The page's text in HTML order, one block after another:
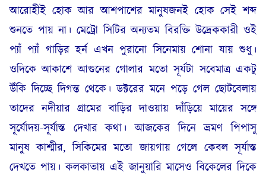
আরোহীই হোক আর আশপাশের মানুষজনই হোক সেই শব্দ
শুনতে পায় না। মেট্রো সিটির অন্যতম বিরক্তি উদ্রেককারী ওই
প্যাঁ প্যাঁ গাড়ির হর্ন এখন পুরানো সিনেমায় শোনা যায় শুধু।
ওদিকে আকাশে আগুনের গোলার মতো সূর্যটা সবেমাত্র একটু
উঁকি দিচ্ছে দিগন্ত থেকে। ডক্টরের মনে পড়ে গেল ছোটবেলায়
তাদের নদীয়ার গ্রামের বাড়ির দাওয়ায় দাঁড়িয়ে মায়ের সঙ্গে
সূর্যোদয়-সূর্যাস্ত দেখার কথা। আজকের দিনে ভ্রমণ পিপাসু
মানুষ কাশ্মীর, সিকিমের মতো জায়গায় গেলে কেবল সূর্যাস্ত
দেখতে পায়। কলকাতায় এই জানুয়ারি মাসেও বিকেলের দিকে